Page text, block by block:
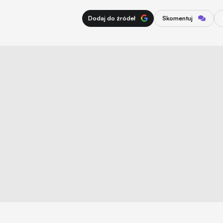
Dodaj do źródeł Skomentuj